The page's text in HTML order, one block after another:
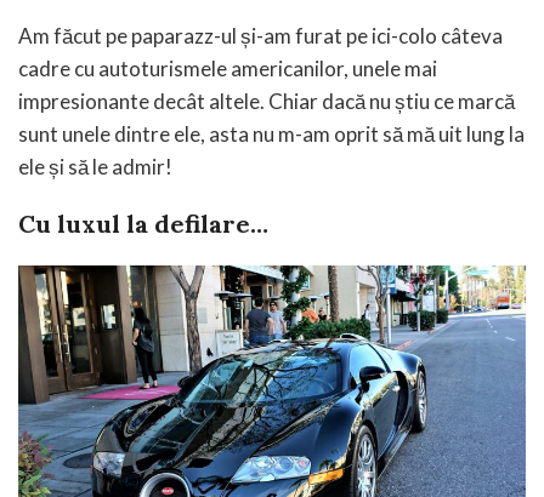
Am făcut pe paparazz-ul și-am furat pe ici-colo câteva
cadre cu autoturismele americanilor, unele mai
impresionante decât altele. Chiar dacă nu știu ce marcă
sunt unele dintre ele, asta nu m-am oprit să mă uit lung la
ele și să le admir!
Cu luxul la defilare…